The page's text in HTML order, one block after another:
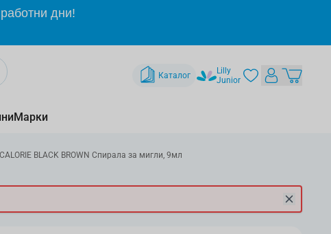
дни!
Каталог
Lilly
Junior
Марки
BLACK BROWN Спирала за мигли, 9мл